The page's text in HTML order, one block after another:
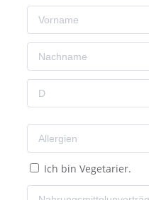
Ich bin Vegetarier.